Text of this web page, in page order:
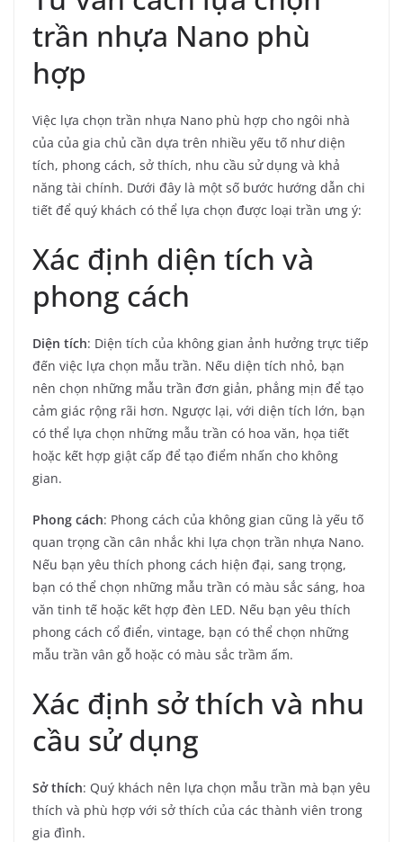
trần nhựa Nano phù
hợp
Việc lựa chọn trần nhựa Nano phù hợp cho ngôi nhà
của của gia chủ cần dựa trên nhiều yếu tố như diện
tích, phong cách, sở thích, nhu cầu sử dụng và khả
năng tài chính. Dưới đây là một số bước hướng dẫn chi
tiết để quý khách có thể lựa chọn được loại trần ưng ý:
Xác định diện tích và
phong cách
Diện tích: Diện tích của không gian ảnh hưởng trực tiếp
đến việc lựa chọn mẫu trần. Nếu diện tích nhỏ, bạn
nên chọn những mẫu trần đơn giản, phẳng mịn để tạo
cảm giác rộng rãi hơn. Ngược lại, với diện tích lớn, bạn
có thể lựa chọn những mẫu trần có hoa văn, họa tiết
hoặc kết hợp giật cấp để tạo điểm nhấn cho không
gian.
Phong cách: Phong cách của không gian cũng là yếu tố
quan trọng cần cân nhắc khi lựa chọn trần nhựa Nano.
Nếu bạn yêu thích phong cách hiện đại, sang trọng,
bạn có thể chọn những mẫu trần có màu sắc sáng, hoa
văn tinh tế hoặc kết hợp đèn LED. Nếu bạn yêu thích
phong cách cổ điển, vintage, bạn có thể chọn những
mẫu trần vân gỗ hoặc có màu sắc trầm ấm.
Xác định sở thích và nhu
cầu sử dụng
Sở thích: Quý khách nên lựa chọn mẫu trần mà bạn yêu
thích và phù hợp với sở thích của các thành viên trong
gia đình.